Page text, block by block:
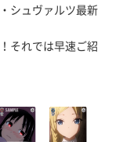
シュヴァルツ最新
それでは早速ご紹